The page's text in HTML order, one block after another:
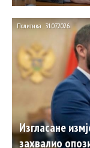
Изгласане
захвалио
Политика 31.07.2026.